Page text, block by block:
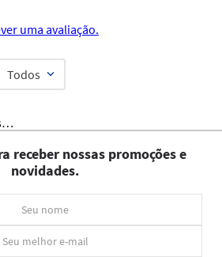
uma avaliação.
Todos
receber nossas promoções e
novidades.